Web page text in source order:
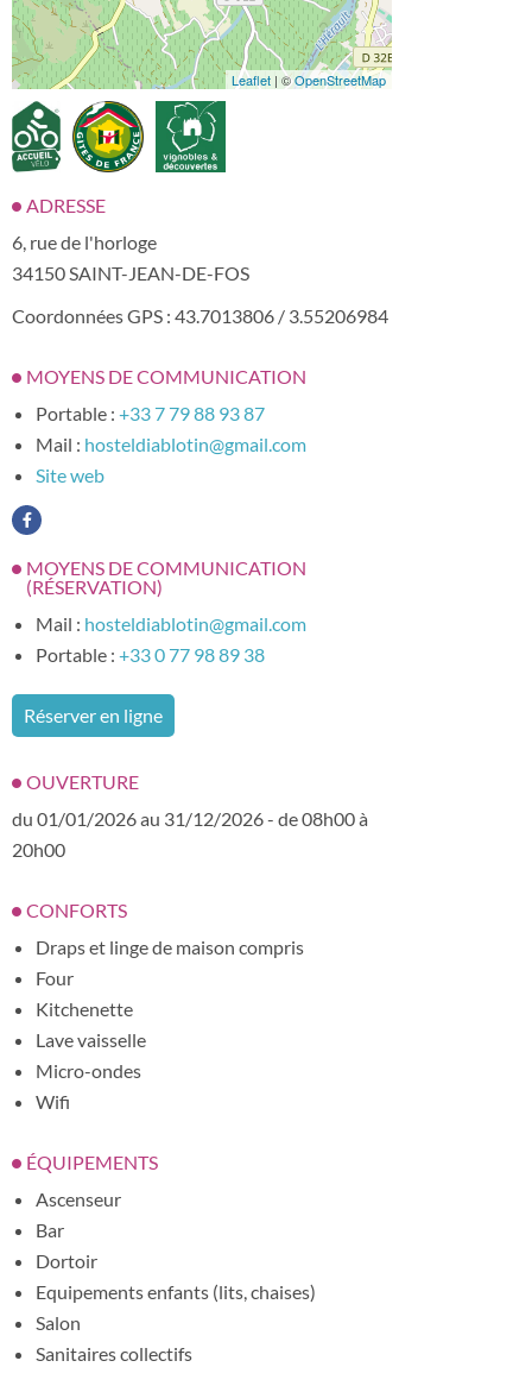
Leaflet | ©OpenStreetMap
ADRESSE
6, rue de l'horloge
34150 SAINT-JEAN-DE-FOS
Coordonnées GPS : 43.7013806 / 3.55206984
MOYENS DE COMMUNICATION
Portable : +33 7 79 88 93 87
Mail : hosteldiablotin@gmail.com
Site web
MOYENS DE COMMUNICATION
(RÉSERVATION)
Mail : hosteldiablotin@gmail.com
Portable : +33 0 77 98 89 38
Réserver en ligne
OUVERTURE
du 01/01/2026 au 31/12/2026 - de 08h00 à
20h00
CONFORTS
Draps et linge de maison compris
Four
Kitchenette
Lave vaisselle
Micro-ondes
Wifi
ÉQUIPEMENTS
Ascenseur
Bar
Dortoir
Equipements enfants (lits, chaises)
Salon
Sanitaires collectifs